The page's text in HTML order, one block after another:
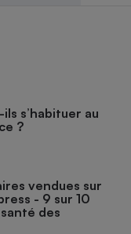
s’habituer au
?
vendues sur
- 9 sur 10
des